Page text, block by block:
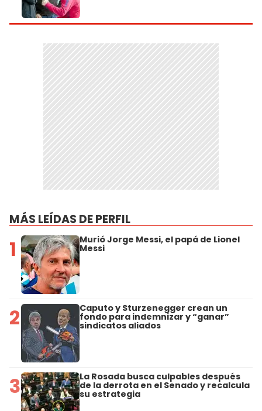
MÁS LEÍDAS DE PERFIL
1 Murió Jorge Messi, el papá de Lionel
Messi
2 Caputo y Sturzenegger crean un
fondo para indemnizar y “ganar”
sindicatos aliados
3 La Rosada busca culpables después
de la derrota en el Senado y recalcula
su estrategia